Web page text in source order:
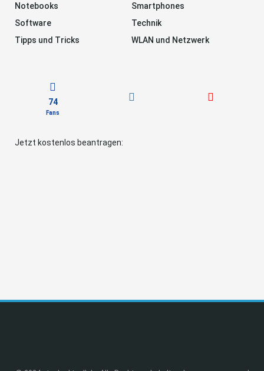
Notebooks
Smartphones
Software
Technik
Tipps und Tricks
WLAN und Netzwerk
74
Fans
Jetzt kostenlos beantragen: